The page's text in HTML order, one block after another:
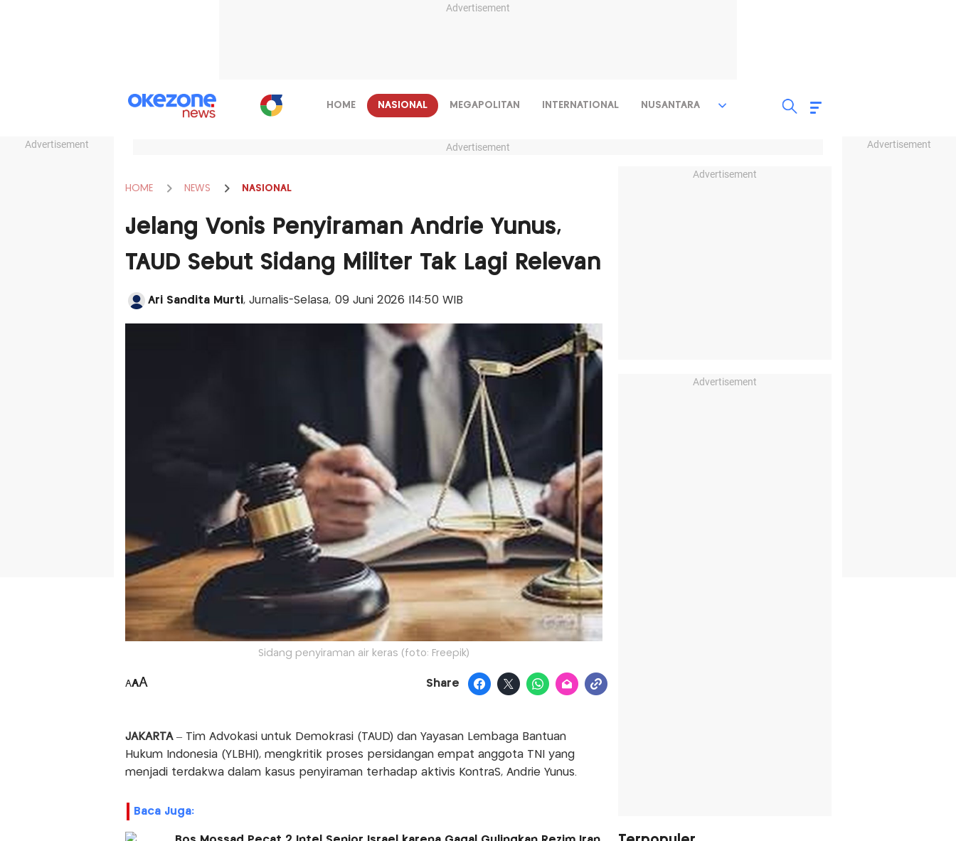
Advertisement
Advertisement Advertisement
HOME NASIONAL MEGAPOLITAN INTERNATIONAL NUSANTARA
Advertisement
HOME NEWS NASIONAL
Jelang Vonis Penyiraman Andrie Yunus,
TAUD Sebut Sidang Militer Tak Lagi Relevan
Ari Sandita Murti, Jurnalis-Selasa, 09 Juni 2026 |14:50 WIB
Sidang penyiraman air keras (foto: Freepik)
AAA Share
JAKARTA– Tim Advokasi untuk Demokrasi (TAUD) dan Yayasan Lembaga Bantuan
Hukum Indonesia (YLBHI), mengkritik proses persidangan empat anggota TNI yang
menjadi terdakwa dalam kasus penyiraman terhadap aktivis KontraS, Andrie Yunus.
Baca Juga:
Advertisement
Advertisement